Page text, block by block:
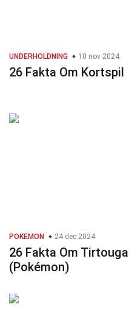
UNDERHOLDNING 10 nov 2024
26 Fakta Om Kortspil
POKEMON 24 dec 2024
26 Fakta Om Tirtouga
(Pokémon)